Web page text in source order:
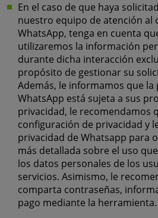
En el caso de que haya
nuestro equipo de atención al
WhatsApp, tenga en cuenta
utilizaremos la información
durante dicha interacción
propósito de gestionar su
Además, le informamos que
WhatsApp está sujeta a sus
privacidad, le recomendamos
configuración de privacidad y
privacidad de Whatsapp para
más detallada sobre el uso
los datos personales de los
servicios. Asimismo, le
comparta contraseñas,
pago mediante la herramienta.